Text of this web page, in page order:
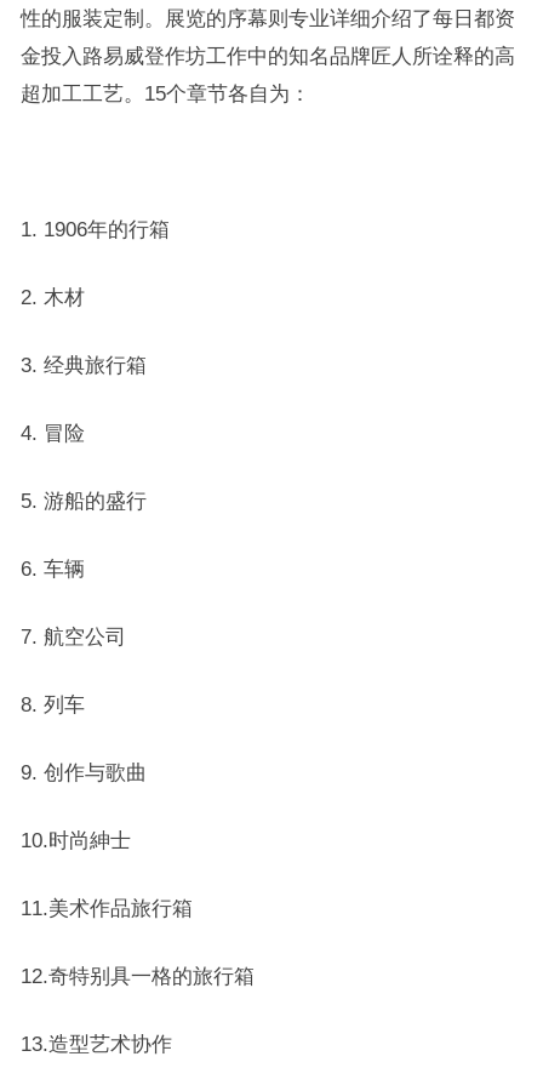
性的服装定制。展览的序幕则专业详细介绍了每日都资
金投入路易威登作坊工作中的知名品牌匠人所诠释的高
超加工工艺。15个章节各自为：
1. 1906年的行箱
2. 木材
3. 经典旅行箱
4. 冒险
5. 游船的盛行
6. 车辆
7. 航空公司
8. 列车
9. 创作与歌曲
10.时尚紳士
11.美术作品旅行箱
12.奇特别具一格的旅行箱
13.造型艺术协作